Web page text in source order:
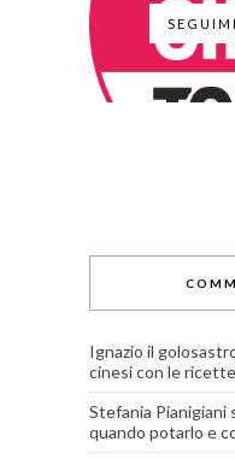
Ignazio il
cinesi con le
Stefania Pianigiani
quando potarlo e